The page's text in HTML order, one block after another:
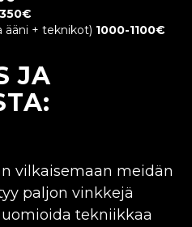
350€
ääni + teknikot) 1000-1100€
JA
vilkaisemaan meidän
paljon vinkkejä
tekniikkaa